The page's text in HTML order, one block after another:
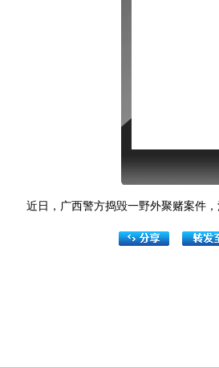
近日，广西警方捣毁一野外聚赌案件，